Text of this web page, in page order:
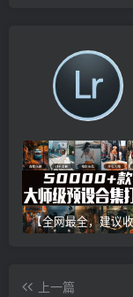
上一篇